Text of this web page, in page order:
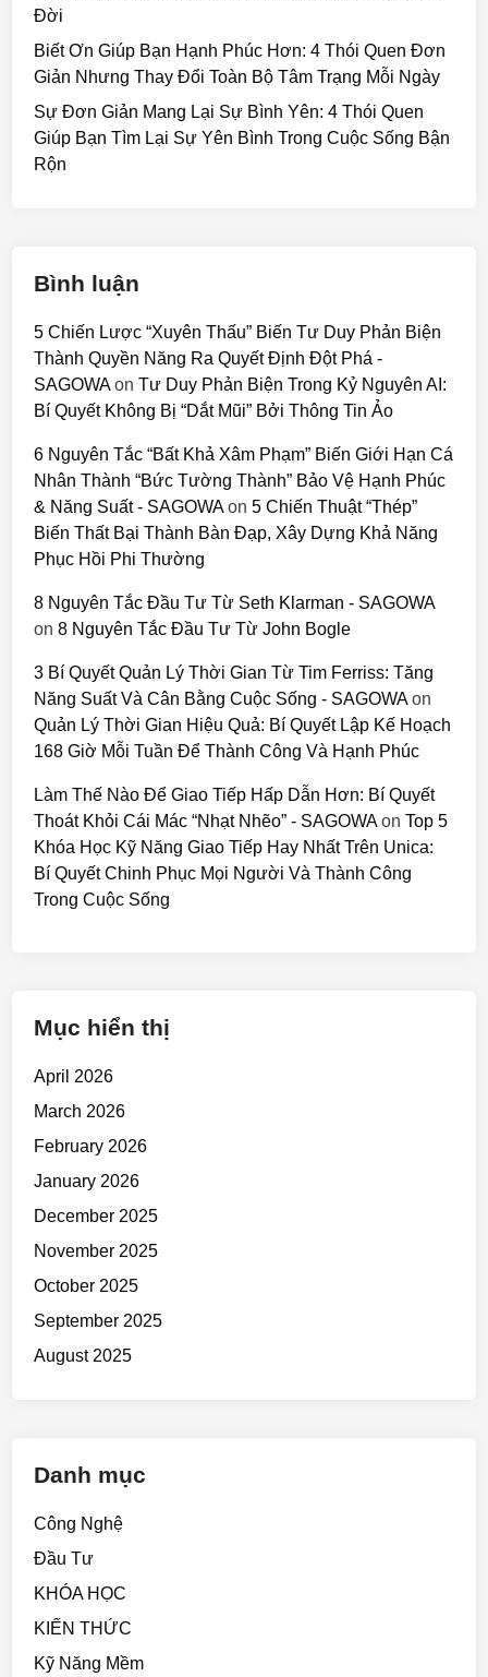
Đời
Biết Ơn Giúp Bạn Hạnh Phúc Hơn: 4 Thói Quen Đơn
Giản Nhưng Thay Đổi Toàn Bộ Tâm Trạng Mỗi Ngày
Sự Đơn Giản Mang Lại Sự Bình Yên: 4 Thói Quen
Giúp Bạn Tìm Lại Sự Yên Bình Trong Cuộc Sống Bận
Rộn
Bình luận
5 Chiến Lược “Xuyên Thấu” Biến Tư Duy Phản Biện
Thành Quyền Năng Ra Quyết Định Đột Phá -
SAGOWAonTư Duy Phản Biện Trong Kỷ Nguyên AI:
Bí Quyết Không Bị “Dắt Mũi” Bởi Thông Tin Ảo
6 Nguyên Tắc “Bất Khả Xâm Phạm” Biến Giới Hạn Cá
Nhân Thành “Bức Tường Thành” Bảo Vệ Hạnh Phúc
& Năng Suất - SAGOWAon5 Chiến Thuật “Thép”
Biến Thất Bại Thành Bàn Đạp, Xây Dựng Khả Năng
Phục Hồi Phi Thường
8 Nguyên Tắc Đầu Tư Từ Seth Klarman - SAGOWA
on8 Nguyên Tắc Đầu Tư Từ John Bogle
3 Bí Quyết Quản Lý Thời Gian Từ Tim Ferriss: Tăng
Năng Suất Và Cân Bằng Cuộc Sống - SAGOWAon
Quản Lý Thời Gian Hiệu Quả: Bí Quyết Lập Kế Hoạch
168 Giờ Mỗi Tuần Để Thành Công Và Hạnh Phúc
Làm Thế Nào Để Giao Tiếp Hấp Dẫn Hơn: Bí Quyết
Thoát Khỏi Cái Mác “Nhạt Nhẽo” - SAGOWAonTop 5
Khóa Học Kỹ Năng Giao Tiếp Hay Nhất Trên Unica:
Bí Quyết Chinh Phục Mọi Người Và Thành Công
Trong Cuộc Sống
Mục hiển thị
April 2026
March 2026
February 2026
January 2026
December 2025
November 2025
October 2025
September 2025
August 2025
Danh mục
Công Nghệ
Đầu Tư
KHÓA HỌC
KIẾN THỨC
Kỹ Năng Mềm